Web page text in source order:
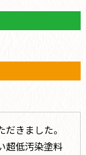
きました。
超低汚染塗料